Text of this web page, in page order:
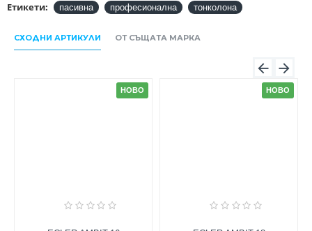
Етикети: пасивна професионална тонколона
СХОДНИ АРТИКУЛИ ОТ СЪЩАТА МАРКА
НОВО НОВО